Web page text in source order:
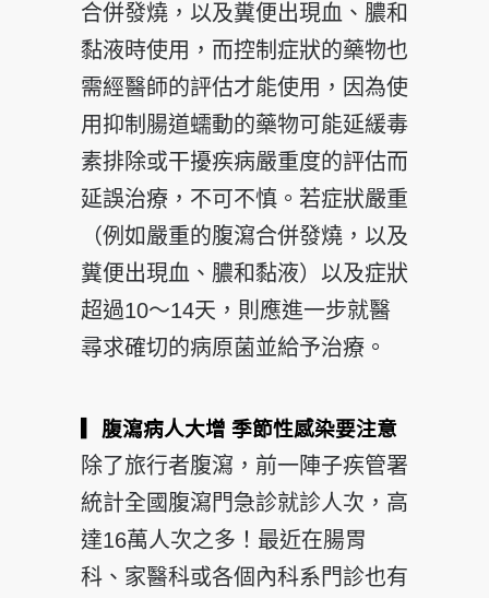
合併發燒，以及糞便出現血、膿和
黏液時使用，而控制症狀的藥物也
需經醫師的評估才能使用，因為使
用抑制腸道蠕動的藥物可能延緩毒
素排除或干擾疾病嚴重度的評估而
延誤治療，不可不慎。若症狀嚴重
（例如嚴重的腹瀉合併發燒，以及
糞便出現血、膿和黏液）以及症狀
超過10～14天，則應進一步就醫
尋求確切的病原菌並給予治療。
▎腹瀉病人大增 季節性感染要注意
除了旅行者腹瀉，前一陣子疾管署
統計全國腹瀉門急診就診人次，高
達16萬人次之多！最近在腸胃
科、家醫科或各個內科系門診也有